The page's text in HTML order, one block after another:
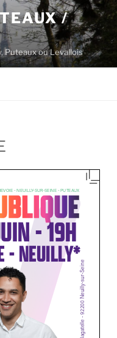
/
Puteaux ou Levallois